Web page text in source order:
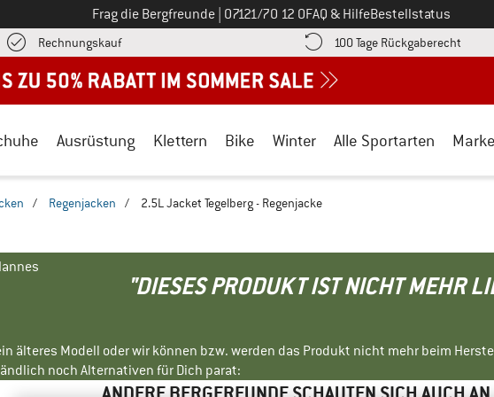
Frag die Bergfreunde Ruf uns an unter
07121/70 12 0FAQ & HilfeBestellstatus
RechnungskaufFinde die Zahlungs-Infos hier! Öffnet sich in einer Infobox
100 Tage Rückgaberecht
Ausrüstung Klettern Bike Winter Alle Sportarten
/ Regenjacken / 2.5L Jacket Tegelberg - Regenjacke
"DIESES PRODUKT IST NICHT MEHR
älteres Modell oder wir können bzw. werden das Produkt nicht mehr beim
noch Alternativen für Dich parat: